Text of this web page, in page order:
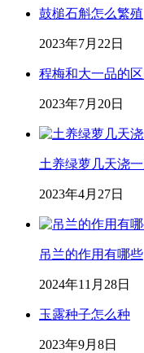
鼓槌石斛怎么繁殖
2023年7月22日
程梅和大一品的
2023年7月20日
土养绿萝几天浇
2023年4月27日
吊兰的作用有哪些
2024年11月28日
玉露种子怎么种
2023年9月8日